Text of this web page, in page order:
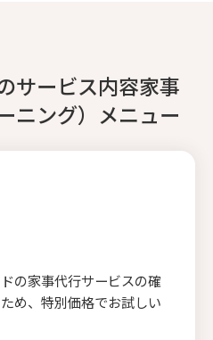
サービス内容家事
ニング）メニュー
の家事代行サービスの確
め、特別価格でお試しい